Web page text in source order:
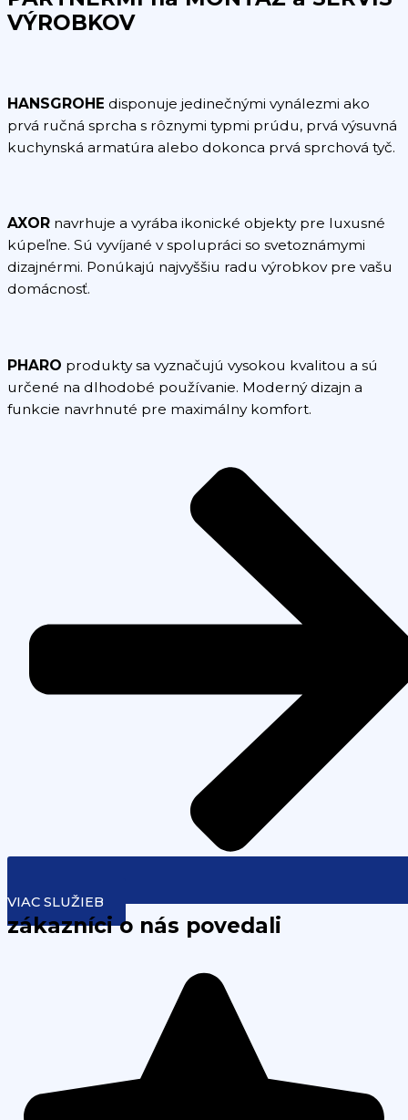
VÝROBKOV
HANSGROHE disponuje jedinečnými vynálezmi ako
prvá ručná sprcha s rôznymi typmi prúdu, prvá výsuvná
kuchynská armatúra alebo dokonca prvá sprchová tyč.
AXOR navrhuje a vyrába ikonické objekty pre luxusné
kúpeľne. Sú vyvíjané v spolupráci so svetoznámymi
dizajnérmi. Ponúkajú najvyššiu radu výrobkov pre vašu
domácnosť.
PHARO produkty sa vyznačujú vysokou kvalitou a sú
určené na dlhodobé používanie. Moderný dizajn a
funkcie navrhnuté pre maximálny komfort.
VIAC SLUŽIEB
zákazníci o nás povedali